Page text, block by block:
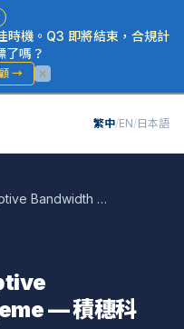
時機。Q3 即將結束，合規計
了嗎？
→
繁中/EN/日本語
Designing an Adaptive Bandwidth Manageme — 積穗科研洞察
— 積穗科